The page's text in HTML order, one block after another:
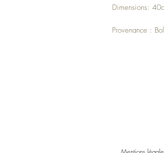
Dimensions:
Provenance :